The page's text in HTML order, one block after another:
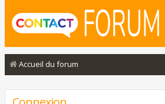
Accueil du forum